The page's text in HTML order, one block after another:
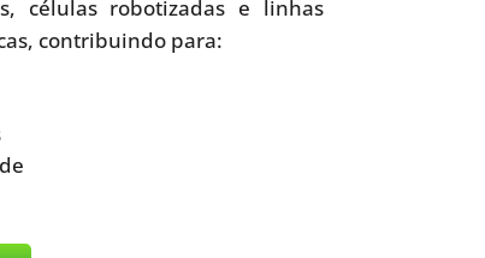
células robotizadas e linhas
contribuindo para: